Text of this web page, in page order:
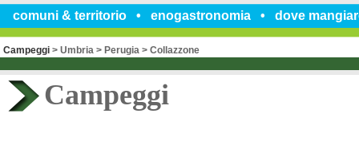
comuni & territorio enogastronomia dove
Campeggi > Umbria > Perugia > Collazzone
Campeggi